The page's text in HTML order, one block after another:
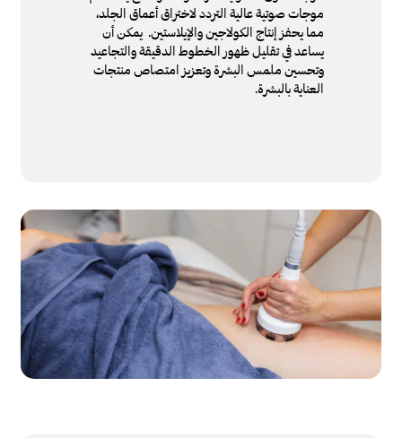
موجات صوتية عالية التردد لاختراق أعماق الجلد،
مما يحفز إنتاج الكولاجين والإيلاستين. يمكن أن
يساعد في تقليل ظهور الخطوط الدقيقة والتجاعيد
وتحسين ملمس البشرة وتعزيز امتصاص منتجات
العناية بالبشرة.